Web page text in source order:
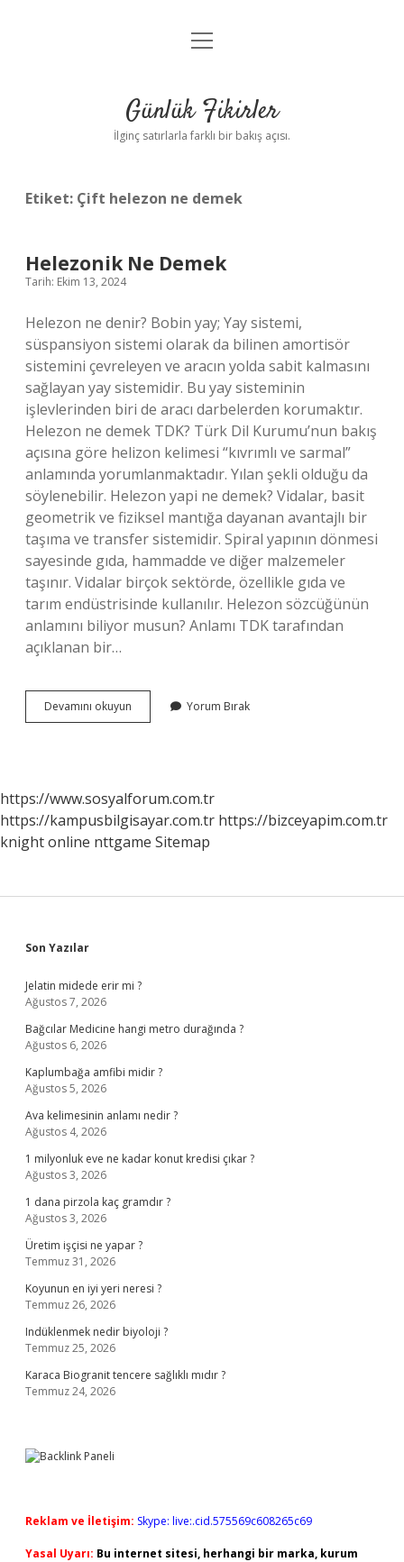
Anasayfa
Yasal Uyarı
menüyü
Günlük Fikirler
İlginç satırlarla farklı bir bakış açısı.
Etiket: Çift helezon ne demek
Helezonik Ne Demek
Tarih: Ekim 13, 2024
Helezon ne denir? Bobin yay; Yay sistemi,
süspansiyon sistemi olarak da bilinen amortisör
sistemini çevreleyen ve aracın yolda sabit kalmasını
sağlayan yay sistemidir. Bu yay sisteminin
işlevlerinden biri de aracı darbelerden korumaktır.
Helezon ne demek TDK? Türk Dil Kurumu’nun bakış
açısına göre helizon kelimesi “kıvrımlı ve sarmal”
anlamında yorumlanmaktadır. Yılan şekli olduğu da
söylenebilir. Helezon yapi ne demek? Vidalar, basit
geometrik ve fiziksel mantığa dayanan avantajlı bir
taşıma ve transfer sistemidir. Spiral yapının dönmesi
sayesinde gıda, hammadde ve diğer malzemeler
taşınır. Vidalar birçok sektörde, özellikle gıda ve
tarım endüstrisinde kullanılır. Helezon sözcüğünün
anlamını biliyor musun? Anlamı TDK tarafından
açıklanan bir…
Devamını okuyun Helezonik
Ne
Yorum Bırak
https://www.sosyalforum.com.tr
https://kampusbilgisayar.com.tr https://bizceyapim.com.tr
knight online nttgame Sitemap
Sidebar
Son Yazılar
Jelatin midede erir mi ?
Ağustos 7, 2026
Bağcılar Medicine hangi metro durağında ?
Ağustos 6, 2026
Kaplumbağa amfibi midir ?
Ağustos 5, 2026
Ava kelimesinin anlamı nedir ?
Ağustos 4, 2026
1 milyonluk eve ne kadar konut kredisi çıkar ?
Ağustos 3, 2026
1 dana pirzola kaç gramdır ?
Ağustos 3, 2026
Üretim işçisi ne yapar ?
Temmuz 31, 2026
Koyunun en iyi yeri neresi ?
Temmuz 26, 2026
Indüklenmek nedir biyoloji ?
Temmuz 25, 2026
Karaca Biogranit tencere sağlıklı mıdır ?
Temmuz 24, 2026
Reklam ve İletişim: Skype: live:.cid.575569c608265c69
Yasal Uyarı: Bu internet sitesi, herhangi bir marka, kurum